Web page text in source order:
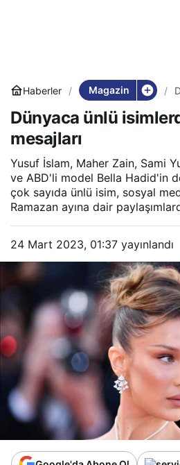
Haberler Magazin
Dünyaca ünlü
mesajları
Yusuf İslam, Maher Zain, Sami
ve ABD'li model Bella Hadid'in
çok sayıda ünlü isim, sosyal
Ramazan ayına dair
24 Mart 2023, 01:37 yayınlandı